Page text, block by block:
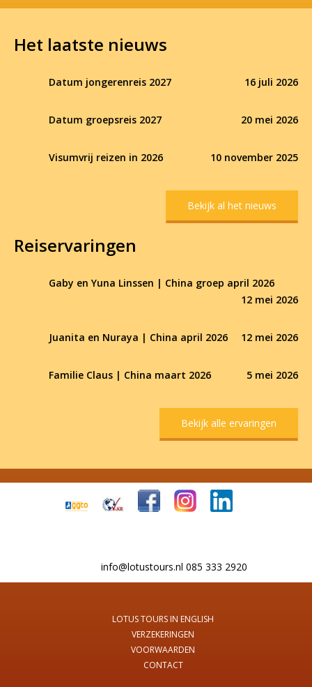
Het laatste nieuws
Datum jongerenreis 2027 16 juli 2026
Datum groepsreis 2027 20 mei 2026
Visumvrij reizen in 2026 10 november 2025
Bekijk al het nieuws
Reiservaringen
Gaby en Yuna Linssen | China groep april 2026
12 mei 2026
Juanita en Nuraya | China april 2026 12 mei 2026
Familie Claus | China maart 2026 5 mei 2026
Bekijk alle ervaringen
info@lotustours.nl 085 333 2920
LOTUS TOURS IN ENGLISH
VERZEKERINGEN
VOORWAARDEN
CONTACT